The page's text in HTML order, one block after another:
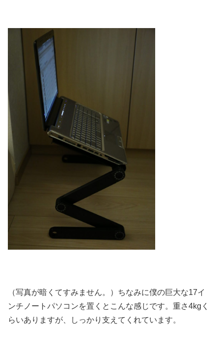
（写真が暗くてすみません。）ちなみに僕の巨大な17イ
ンチノートパソコンを置くとこんな感じです。重さ4kgく
らいありますが、しっかり支えてくれています。